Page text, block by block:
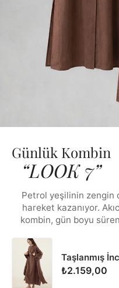
Günlük Kombin
“LOOK 7”
Petrol yeşilinin zengin
hareket kazanıyor.
kombin, gün boyu
Taşlanmış
₺2.159,00